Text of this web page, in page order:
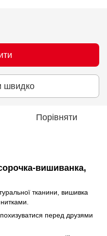
швидко
Порівняти
вишиванка,
тканини, вишивка
перед друзями